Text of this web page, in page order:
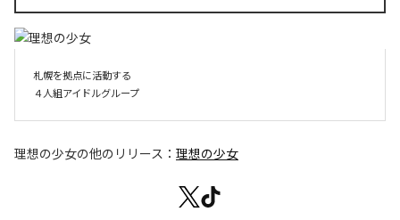
札幌を拠点に活動する
４人組アイドルグループ
理想の少女の他のリリース： 理想の少女